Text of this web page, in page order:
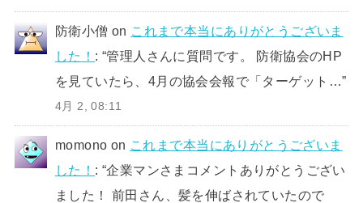
防衛小僧 on これまで本当にありがとうございま
した！ : “管理人さんに質問です。 防衛協会のHP
を見ていたら、4月の協会会報で「ターゲット…”
4月 2, 08:11
momono on これまで本当にありがとうございま
した！ : “企業マンさまコメントありがとうござい
ました！ 前田さん、髪を伸ばされていたので